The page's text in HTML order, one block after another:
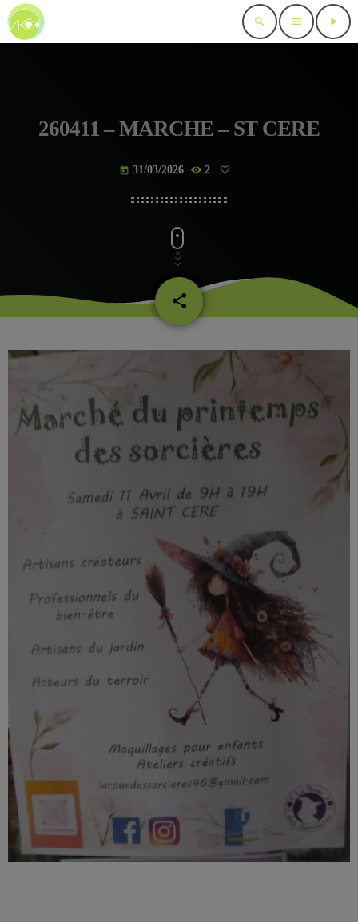
search menu play_arrow
260411 – MARCHE – ST CERE
today 31/03/2026 2
share
email